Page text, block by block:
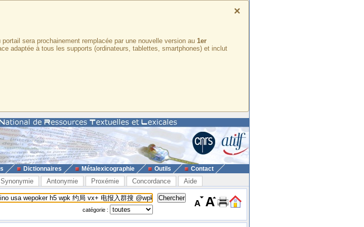
×
sera prochainement remplacée par une nouvelle version au 1er
adaptée à tous les supports (ordinateurs, tablettes, smartphones) et inclut
Dictionnaires Métalexicographie Outils Contact
Synonymie Antonymie Proxémie Concordance Aide
catégorie :